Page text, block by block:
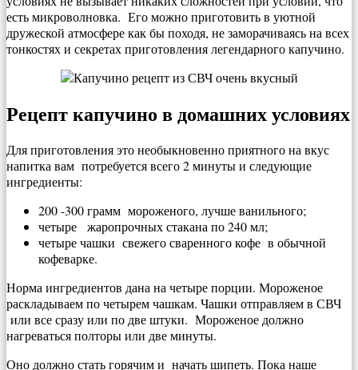
есть микроволновка. Его можно приготовить в уютной
дружеской атмосфере как бы походя, не заморачиваясь на всех
тонкостях и секретах приготовления легендарного капучино.
Рецепт капучино в домашних условиях
Для приготовления это необыкновенно приятного на вкус
напитка вам потребуется всего 2 минуты и следующие
ингредиенты:
200 -300 грамм мороженого, лучше ванильного;
четыре жаропрочных стакана по 240 мл;
четыре чашки свежего сваренного кофе в обычной
кофеварке.
Норма ингредиентов дана на четыре порции. Мороженое
раскладываем по четырем чашкам. Чашки отправляем в СВЧ
или все сразу или по две штуки. Мороженое должно
нагреваться полторы или две минуты.
Оно должно стать горячим и начать шипеть. Пока наше